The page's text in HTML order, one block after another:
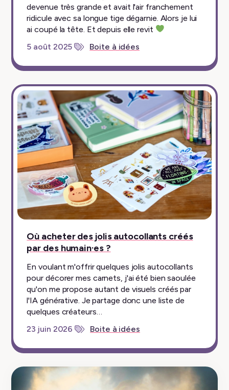
devenue très grande et avait l'air franchement
ridicule avec sa longue tige dégarnie. Alors je lui
ai coupé la tête. Et depuis elle revit
5 août 2025
Boite à idées
Où acheter des jolis autocollants créés
par des humain·es ?
En voulant m'offrir quelques jolis autocollants
pour décorer mes carnets, j'ai été bien saoulée
qu'on me propose autant de visuels créés par
l'IA générative. Je partage donc une liste de
quelques créateurs…
23 juin 2026
Boite à idées